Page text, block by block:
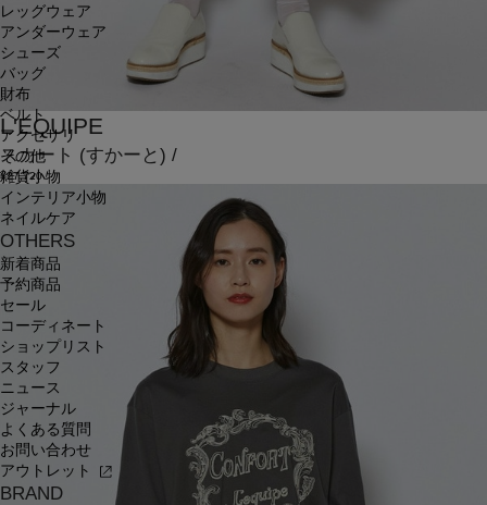
レッグウェア
アンダーウェア
シューズ
バッグ
財布
ベルト
アクセサリ
その他
雑貨小物
インテリア小物
ネイルケア
OTHERS
新着商品
予約商品
セール
コーディネート
ショップリスト
スタッフ
ニュース
ジャーナル
よくある質問
お問い合わせ
アウトレット
BRAND
L'EQUIPE
スカート (すかーと) /
¥27,720